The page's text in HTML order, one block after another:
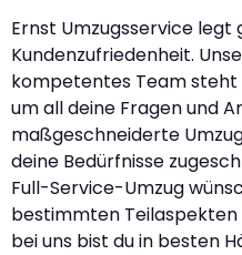
Ernst Umzugsservice
Kundenzufriedenheit.
kompetentes Team steht
um all deine Fragen und
maßgeschneiderte
deine Bedürfnisse
Full-Service-Umzug
bestimmten Teilaspekten
bei uns bist du in besten